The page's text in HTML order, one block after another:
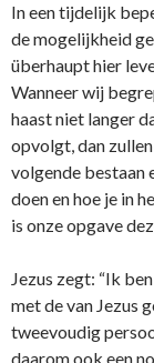
In een tijdelijk
de mogelijkheid
überhaupt hier
Wanneer wij
haast niet langer
opvolgt, dan
volgende bestaan
doen en hoe je in
is onze opgave
Jezus zegt: “Ik
met de van Jezus
tweevoudig
daarom ook een